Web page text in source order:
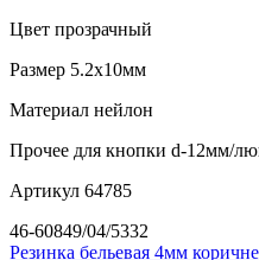
Цвет прозрачный
Размер 5.2х10мм
Материал нейлон
Прочее для кнопки d-12мм/
Артикул 64785
46-60849/04/5332
Резинка бельевая 4мм